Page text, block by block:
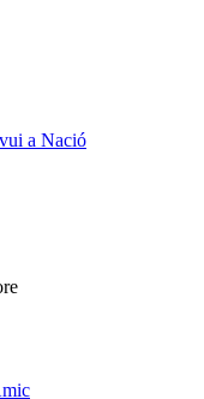
a Nació